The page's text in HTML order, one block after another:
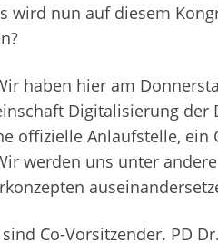
wird nun auf diesem
haben hier am
Digitalisierung der
offizielle Anlaufstelle,
werden uns unter
sind Co-Vorsitzender. PD